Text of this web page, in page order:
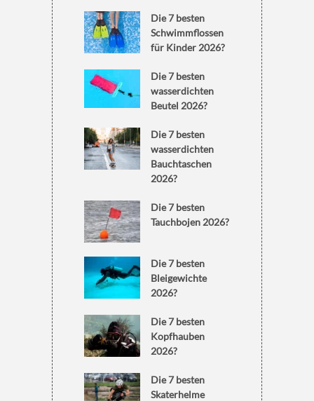
Die 7 besten
Schwimmflossen
für Kinder 2026?
Die 7 besten
wasserdichten
Beutel 2026?
Die 7 besten
wasserdichten
Bauchtaschen
2026?
Die 7 besten
Tauchbojen 2026?
Die 7 besten
Bleigewichte
2026?
Die 7 besten
Kopfhauben
2026?
Die 7 besten
Skaterhelme